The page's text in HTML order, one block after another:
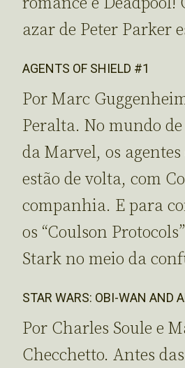
azar de Peter Parker
AGENTS OF SHIELD #1
Por Marc
Peralta. No mundo
da Marvel, os
estão de volta, com
companhia. E para
os “Coulson
Stark no meio da
STAR WARS: OBI-WAN AND
Por Charles Soule e
Checchetto. Antes